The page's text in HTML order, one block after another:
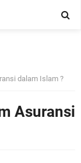
dalam Islam ?
Asuransi